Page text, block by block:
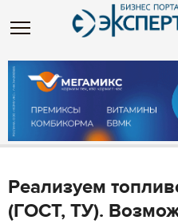
Реализуем
(ГОСТ, ТУ).